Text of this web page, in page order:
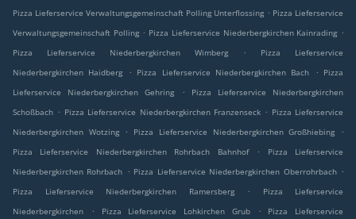
Pizza Lieferservice Verwaltungsgemeinschaft Polling Unterflossing . Pizza Lieferservice
Verwaltungsgemeinschaft Polling . Pizza Lieferservice Niederbergkirchen Kainrading .
Pizza Lieferservice Niederbergkirchen Wimberg
.
Pizza Lieferservice
Niederbergkirchen Haidberg
. Pizza Lieferservice Niederbergkirchen Bach . Pizza
Lieferservice Niederbergkirchen Gehring
.
Pizza Lieferservice Niederbergkirchen
Schoßbach . Pizza Lieferservice Niederbergkirchen Franzenseck . Pizza Lieferservice
Niederbergkirchen Wotzing
. Pizza Lieferservice Niederbergkirchen Großhiebing
.
Pizza Lieferservice Niederbergkirchen Rohrbach Bahnhof
.
Pizza Lieferservice
Niederbergkirchen Rohrbach . Pizza Lieferservice Niederbergkirchen Oberrohrbach .
Pizza Lieferservice Niederbergkirchen Ramersberg
.
Pizza Lieferservice
Niederbergkirchen
. Pizza Lieferservice Lohkirchen Grub .
Pizza Lieferservice